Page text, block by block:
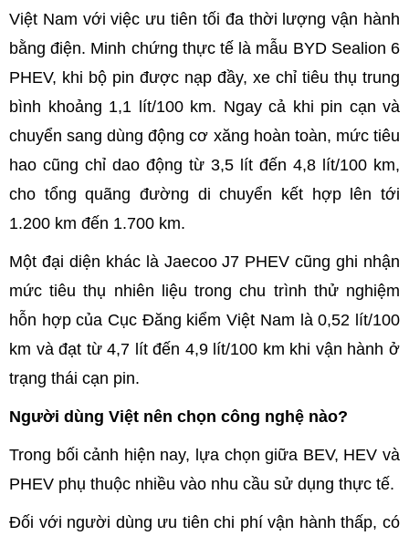
Việt Nam với việc ưu tiên tối đa thời lượng vận hành
bằng điện. Minh chứng thực tế là mẫu BYD Sealion 6
PHEV, khi bộ pin được nạp đầy, xe chỉ tiêu thụ trung
bình khoảng 1,1 lít/100 km. Ngay cả khi pin cạn và
chuyển sang dùng động cơ xăng hoàn toàn, mức tiêu
hao cũng chỉ dao động từ 3,5 lít đến 4,8 lít/100 km,
cho tổng quãng đường di chuyển kết hợp lên tới
1.200 km đến 1.700 km.
Một đại diện khác là Jaecoo J7 PHEV cũng ghi nhận
mức tiêu thụ nhiên liệu trong chu trình thử nghiệm
hỗn hợp của Cục Đăng kiểm Việt Nam là 0,52 lít/100
km và đạt từ 4,7 lít đến 4,9 lít/100 km khi vận hành ở
trạng thái cạn pin.
Người dùng Việt nên chọn công nghệ nào?
Trong bối cảnh hiện nay, lựa chọn giữa BEV, HEV và
PHEV phụ thuộc nhiều vào nhu cầu sử dụng thực tế.
Đối với người dùng ưu tiên chi phí vận hành thấp, có